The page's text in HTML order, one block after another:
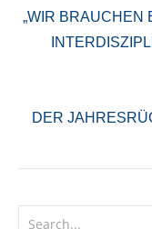
„WIR BRAUCHEN
DER